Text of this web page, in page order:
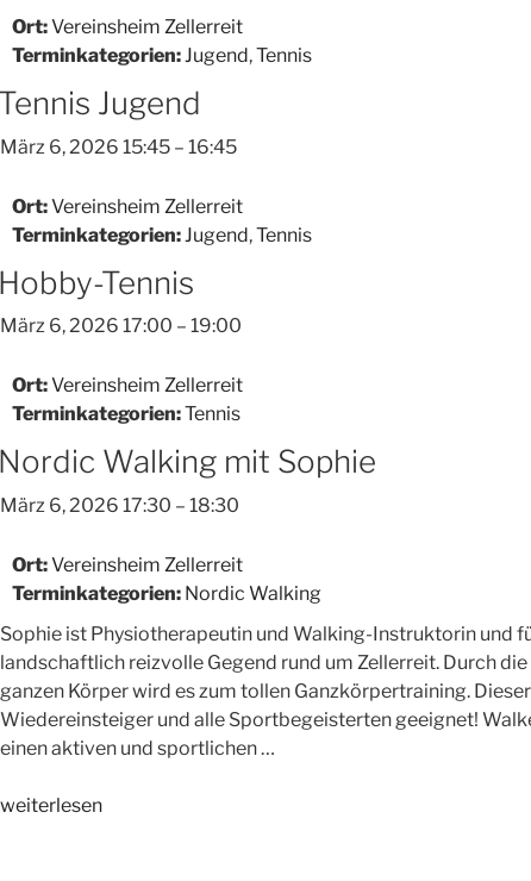
Ort:Vereinsheim Zellerreit
Terminkategorien:Jugend,Tennis
Jugend
März 6, 2026 15:45 – 16:45
Ort:Vereinsheim Zellerreit
Terminkategorien: Jugend,Tennis
Tennis
März 6, 2026 17:00 – 19:00
Ort:Vereinsheim Zellerreit
Terminkategorien:Tennis
Walking mit Sophie
März 6, 2026 17:30 – 18:30
Ort:Vereinsheim Zellerreit
Terminkategorien: Nordic Walking
Sophie ist Physiotherapeutin und Walking-Instruktorin und
landschaftlich reizvolle Gegend rund um Zellerreit. Durch
ganzen Körper wird es zum tollen Ganzkörpertraining.
Wiedereinsteiger und alle Sportbegeisterten geeignet!
einen aktiven und sportlichen …
„Nordic
weiterlesen